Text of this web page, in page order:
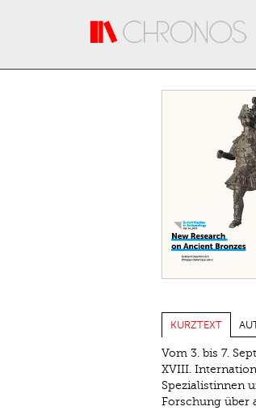
KURZTEXT
Vom 3. bis 7.
XVIII.
Spezialistinnen
Forschung über